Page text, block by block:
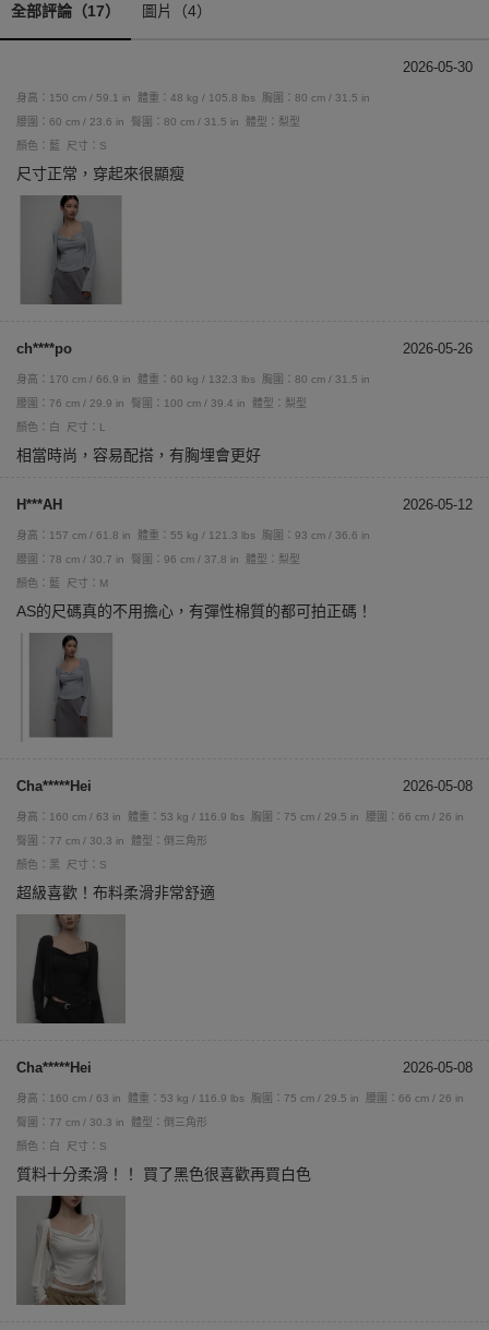
全部評論（17） 圖片（4）
2026-05-30
身高：150 cm / 59.1 in 體重：48 kg / 105.8 lbs
胸圍：80 cm / 31.5 in
腰圍：60 cm / 23.6 in
臀圍：80 cm / 31.5 in
體型：梨型
顏色：藍
尺寸：S
尺寸正常，穿起來很顯瘦
ch****po 2026-05-26
身高：170 cm / 66.9 in 體重：60 kg / 132.3 lbs
胸圍：80 cm / 31.5 in
腰圍：76 cm / 29.9 in
臀圍：100 cm / 39.4 in
體型：梨型
顏色：白
尺寸：L
相當時尚，容易配搭，有胸埋會更好
H***AH 2026-05-12
身高：157 cm / 61.8 in 體重：55 kg / 121.3 lbs
胸圍：93 cm / 36.6 in
腰圍：78 cm / 30.7 in
臀圍：96 cm / 37.8 in
體型：梨型
顏色：藍
尺寸：M
AS的尺碼真的不用擔心，有彈性棉質的都可拍正碼！
Cha*****Hei 2026-05-08
身高：160 cm / 63 in 體重：53 kg / 116.9 lbs 胸圍：75 cm / 29.5 in
腰圍：66 cm / 26 in
臀圍：77 cm / 30.3 in
體型：倒三角形
顏色：黑
尺寸：S
超級喜歡！布料柔滑非常舒適
Cha*****Hei 2026-05-08
身高：160 cm / 63 in 體重：53 kg / 116.9 lbs 胸圍：75 cm / 29.5 in
腰圍：66 cm / 26 in
臀圍：77 cm / 30.3 in
體型：倒三角形
顏色：白
尺寸：S
質料十分柔滑！！ 買了黑色很喜歡再買白色